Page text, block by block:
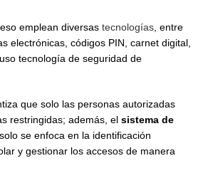
emplean diversas tecnologías , entre
electrónicas, códigos PIN, carnet digital,
tecnología de seguridad de
que solo las personas autorizadas
restringidas; además, el sistema de
se enfoca en la identificación
y gestionar los accesos de manera